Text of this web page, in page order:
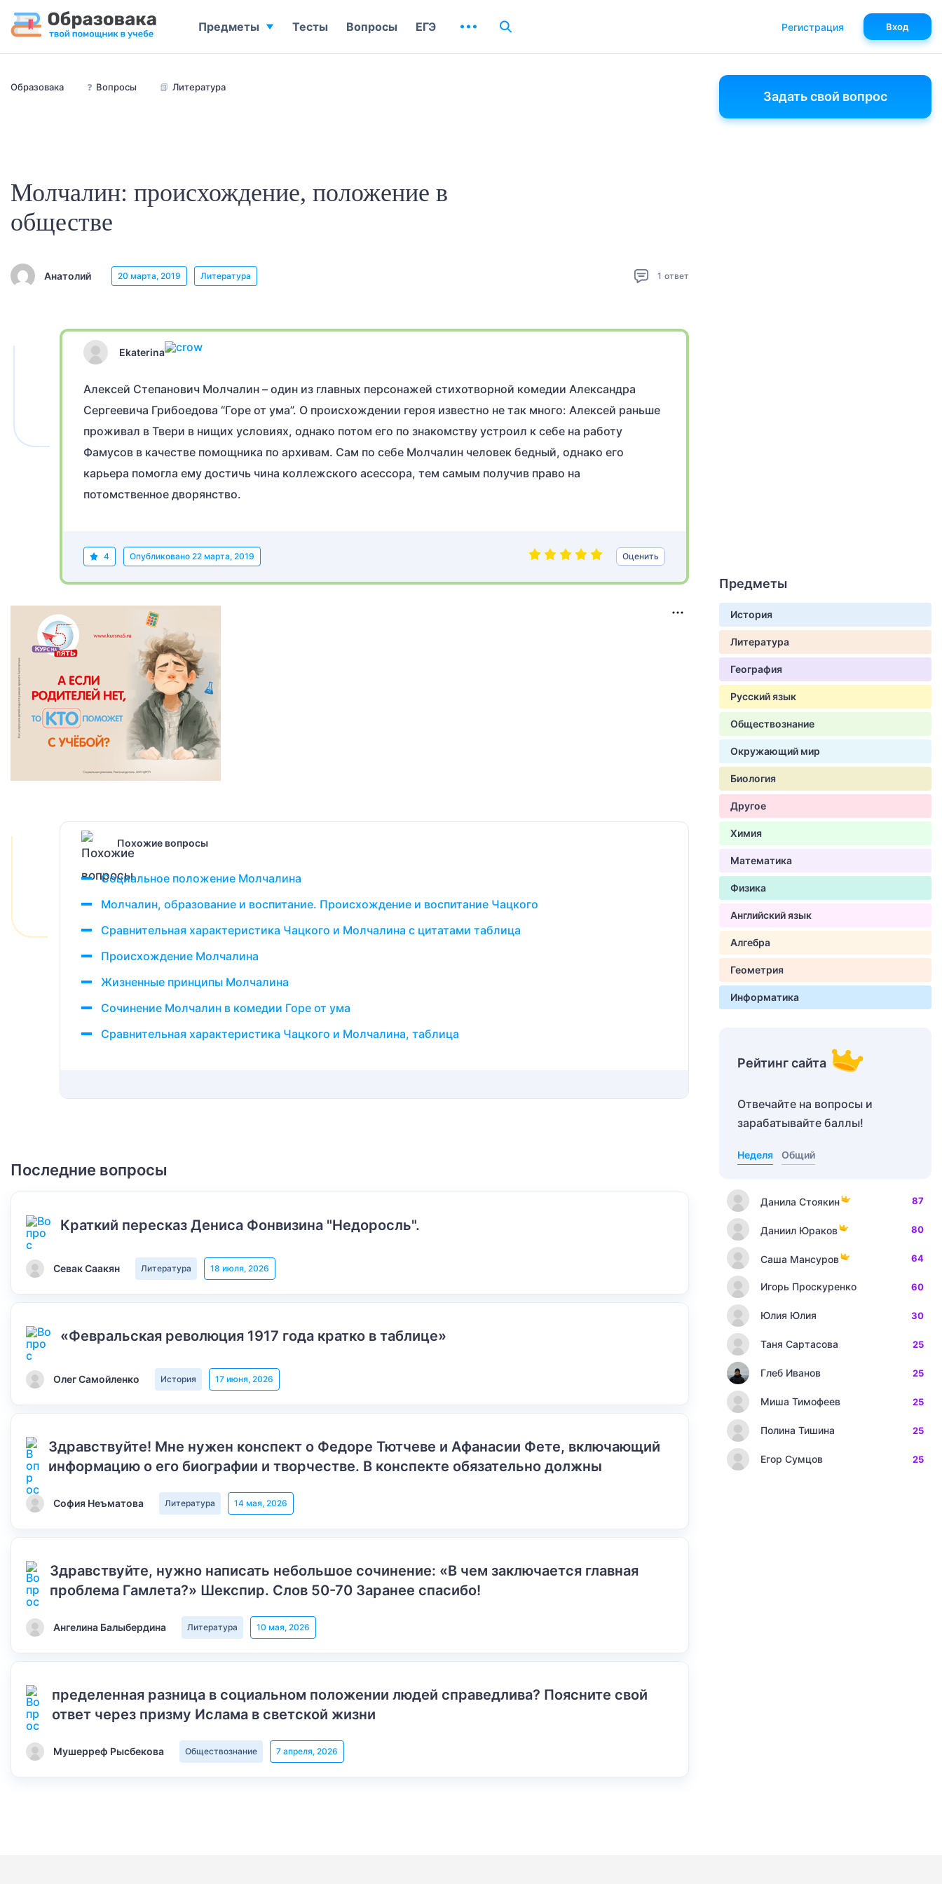
Образовака ❓ Вопросы 📗 Литература
Молчалин: происхождение, положение в
обществе
Анатолий 20 марта, 2019 Литература 1 ответ
Ekaterina
Алексей Степанович Молчалин – один из главных персонажей стихотворной комедии Александра
Сергеевича Грибоедова “Горе от ума”. О происхождении героя известно не так много: Алексей раньше
проживал в Твери в нищих условиях, однако потом его по знакомству устроил к себе на работу
Фамусов в качестве помощника по архивам. Сам по себе Молчалин человек бедный, однако его
карьера помогла ему достичь чина коллежского асессора, тем самым получив право на
потомственное дворянство.
4 Опубликовано 22 марта, 2019 Оценить
Похожие вопросы
Социальное положение Молчалина
Молчалин, образование и воспитание. Происхождение и воспитание Чацкого
Сравнительная характеристика Чацкого и Молчалина с цитатами таблица
Происхождение Молчалина
Жизненные принципы Молчалина
Сочинение Молчалин в комедии Горе от ума
Сравнительная характеристика Чацкого и Молчалина, таблица
Последние вопросы
Краткий пересказ Дениса Фонвизина "Недоросль".
Севак Саакян Литература 18 июля, 2026
«Февральская революция 1917 года кратко в таблице»
Олег Самойленко История 17 июня, 2026
Здравствуйте! Мне нужен конспект о Федоре Тютчеве и Афанасии Фете, включающий
информацию о его биографии и творчестве. В конспекте обязательно должны
София Неъматова Литература 14 мая, 2026
Здравствуйте, нужно написать небольшое сочинение: «В чем заключается главная
проблема Гамлета?» Шекспир. Слов 50-70 Заранее спасибо!
Ангелина Балыбердина Литература 10 мая, 2026
пределенная разница в социальном положении людей справедлива? Поясните свой
ответ через призму Ислама в светской жизни
Мушерреф Рысбекова Обществознание 7 апреля, 2026
Задать свой вопрос
Предметы
История
Литература
География
Русский язык
Обществознание
Окружающий мир
Биология
Другое
Химия
Математика
Физика
Английский язык
Алгебра
Геометрия
Информатика
Рейтинг сайта
Отвечайте на вопросы и
зарабатывайте баллы!
Неделя Общий
Данила Стоякин 87
Даниил Юраков 80
Саша Мансуров 64
Игорь Проскуренко 60
Юлия Юлия 30
Таня Сартасова 25
Глеб Иванов 25
Миша Тимофеев 25
Полина Тишина 25
Егор Сумцов 25
Предметы Тесты Вопросы ЕГЭ Регистрация Вход